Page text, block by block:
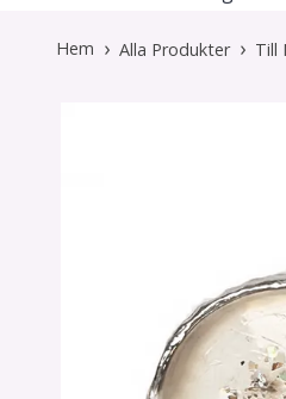
Hem Alla Produkter Till